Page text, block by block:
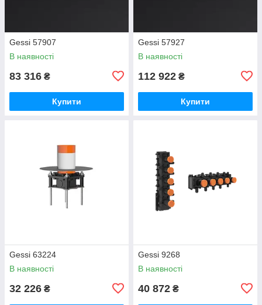
Gessi 57907
В наявності
83 316 ₴
Купити
Gessi 57927
В наявності
112 922 ₴
Купити
Gessi 63224
В наявності
32 226 ₴
Gessi 9268
В наявності
40 872 ₴